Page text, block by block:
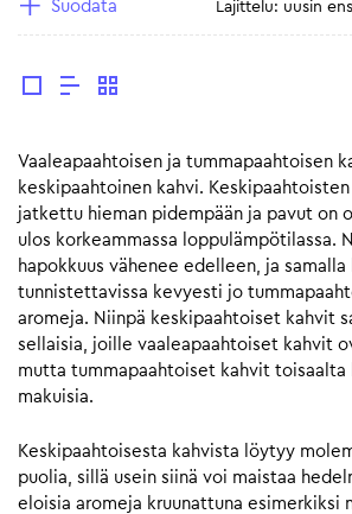
Suodata
Vaaleapaahtoisen ja tummapaahtoisen
keskipaahtoinen kahvi.
jatkettu hieman pidempään ja pavut on
ulos korkeammassa loppulämpötilassa.
hapokkuus vähenee edelleen, ja samalla
tunnistettavissa kevyesti jo
aromeja. Niinpä keskipaahtoiset kahvit
sellaisia, joille vaaleapaahtoiset kahvit
mutta tummapaahtoiset kahvit toisaalta
makuisia.
Keskipaahtoisesta kahvista löytyy
puolia, sillä usein siinä voi maistaa
eloisia aromeja kruunattuna esimerkiksi